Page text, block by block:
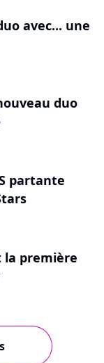
avec... une
duo
partante
la première